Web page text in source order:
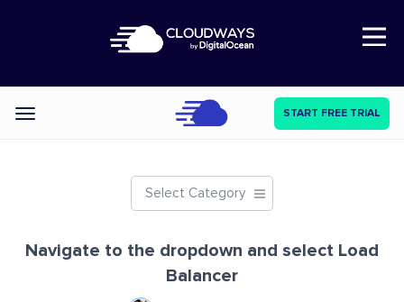
Open Nav
Categories START FREE TRIAL
Select Category
Navigate to the dropdown and select Load
Balancer